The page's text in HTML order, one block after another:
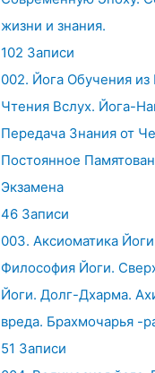
жизни и знания.
102 Записи
002. Йога Обучения
Чтения Вслух. Йога-
Передача Знания от
Постоянное
Экзамена
46 Записи
003. Аксиоматика
Философия Йоги.
Йоги. Долг-Дхарма.
вреда. Брахмочарья -
51 Записи